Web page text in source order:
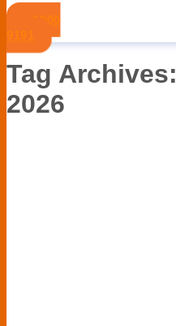
Tag Archives:
2026